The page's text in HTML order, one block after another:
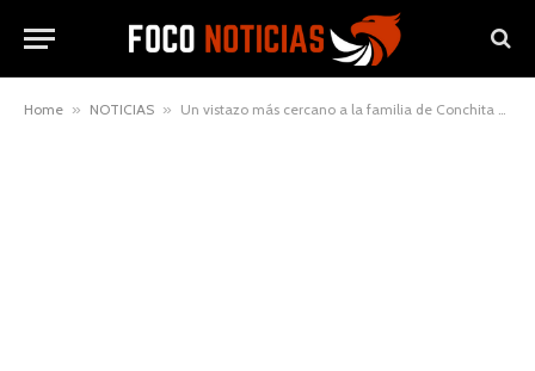
Home » NOTICIAS » Un vistazo más cercano a la familia de Conchita Bautista y Manolo Escobar